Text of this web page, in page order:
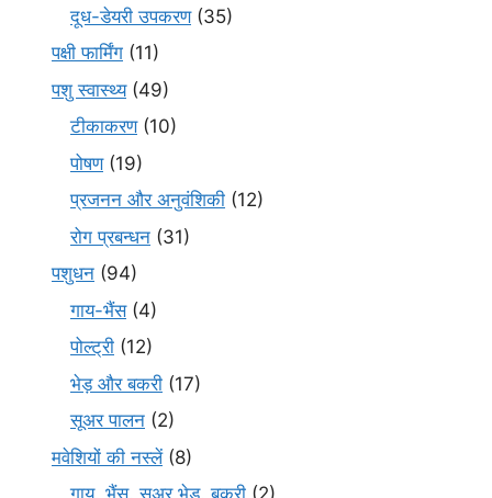
दूध-डेयरी उपकरण(35)
पक्षी फार्मिंग (11)
पशु स्वास्थ्य(49)
टीकाकरण(10)
पोषण(19)
प्रजनन और अनुवंशिकी (12)
रोग प्रबन्धन (31)
पशुधन (94)
गाय-भैंस(4)
पोल्ट्री (12)
भेड़ और बकरी (17)
सूअर पालन (2)
मवेशियों की नस्लें(8)